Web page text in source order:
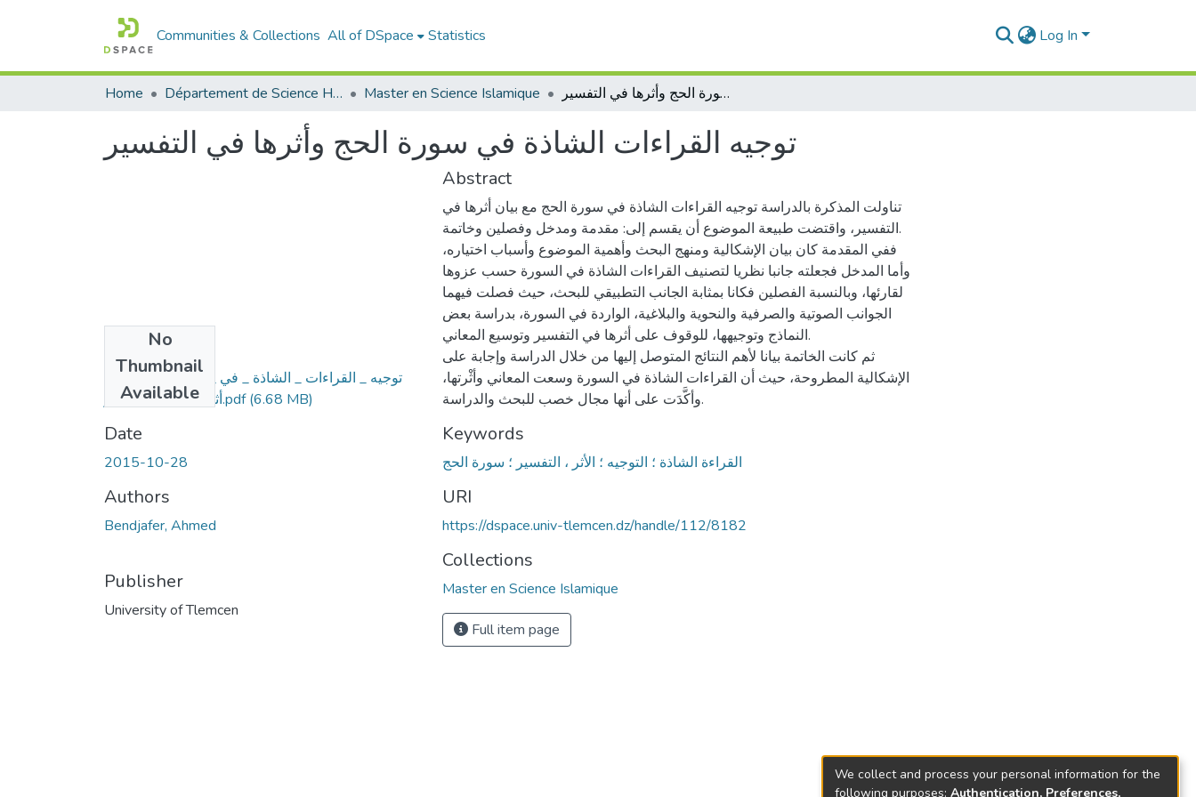
Communities & Collections All of DSpace Statistics Log In
Home Département de Science Humaine Master en Science Islamique توجيه القراءات الشاذة في سورة الحج وأثرها في التفسير
توجيه القراءات الشاذة في سورة الحج وأثرها في التفسير
No
Thumbnail
Available
توجيه _ القراءات _ الشاذة _ في _ سورة _ الحج _ و_
أثرها _ في _ التفسير.pdf(6.68 MB)
Date
2015-10-28
Authors
Bendjafer, Ahmed
Publisher
University of Tlemcen
Abstract
تناولت المذكرة بالدراسة توجيه القراءات الشاذة في سورة الحج مع بيان أثرها في
التفسير، واقتضت طبيعة الموضوع أن يقسم إلى: مقدمة ومدخل وفصلين وخاتمة.
ففي المقدمة كان بيان الإشكالية ومنهج البحث وأهمية الموضوع وأسباب اختياره،
وأما المدخل فجعلته جانبا نظريا لتصنيف القراءات الشاذة في السورة حسب عزوها
لقارئها، وبالنسبة الفصلين فكانا بمثابة الجانب التطبيقي للبحث، حيث فصلت فيهما
الجوانب الصوتية والصرفية والنحوية والبلاغية، الواردة في السورة، بدراسة بعض
النماذج وتوجيهها، للوقوف على أثرها في التفسير وتوسيع المعاني.
ثم كانت الخاتمة بيانا لأهم النتائج المتوصل إليها من خلال الدراسة وإجابة على
الإشكالية المطروحة، حيث أن القراءات الشاذة في السورة وسعت المعاني وأثْرتها،
وأكَّدَت على أنها مجال خصب للبحث والدراسة.
Keywords
القراءة الشاذة ؛ التوجيه ؛ الأثر ، التفسير ؛ سورة الحج
URI
https://dspace.univ-tlemcen.dz/handle/112/8182
Collections
Master en Science Islamique
Full item page
We collect and process your personal information for the
following purposes: Authentication, Preferences,